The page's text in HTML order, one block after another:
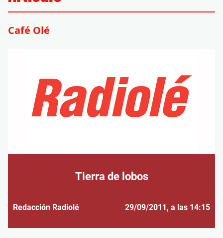
Café Olé
Tierra de lobos
Redacción Radiolé 29/09/2011, a las 14:15